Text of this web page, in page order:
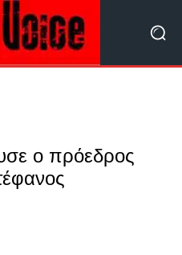
ο πρόεδρος